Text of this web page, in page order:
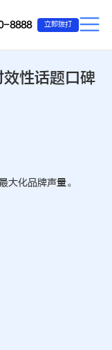
8888 立即拨打
性话题口碑
大化品牌声量。